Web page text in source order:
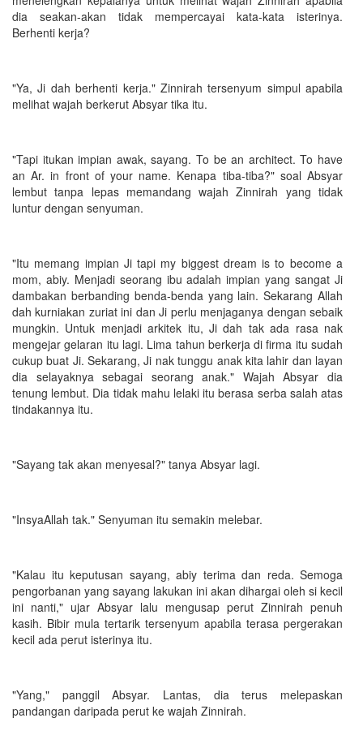
dia seakan-akan tidak mempercayai kata-kata isterinya.
Berhenti kerja?
"Ya, Ji dah berhenti kerja." Zinnirah tersenyum simpul apabila
melihat wajah berkerut Absyar tika itu.
"Tapi itukan impian awak, sayang. To be an architect. To have
an Ar. in front of your name. Kenapa tiba-tiba?" soal Absyar
lembut tanpa lepas memandang wajah Zinnirah yang tidak
luntur dengan senyuman.
"Itu memang impian Ji tapi my biggest dream is to become a
mom, abiy. Menjadi seorang ibu adalah impian yang sangat Ji
dambakan berbanding benda-benda yang lain. Sekarang Allah
dah kurniakan zuriat ini dan Ji perlu menjaganya dengan sebaik
mungkin. Untuk menjadi arkitek itu, Ji dah tak ada rasa nak
mengejar gelaran itu lagi. Lima tahun berkerja di firma itu sudah
cukup buat Ji. Sekarang, Ji nak tunggu anak kita lahir dan layan
dia selayaknya sebagai seorang anak." Wajah Absyar dia
tenung lembut. Dia tidak mahu lelaki itu berasa serba salah atas
tindakannya itu.
"Sayang tak akan menyesal?" tanya Absyar lagi.
"InsyaAllah tak." Senyuman itu semakin melebar.
"Kalau itu keputusan sayang, abiy terima dan reda. Semoga
pengorbanan yang sayang lakukan ini akan dihargai oleh si kecil
ini nanti," ujar Absyar lalu mengusap perut Zinnirah penuh
kasih. Bibir mula tertarik tersenyum apabila terasa pergerakan
kecil ada perut isterinya itu.
"Yang," panggil Absyar. Lantas, dia terus melepaskan
pandangan daripada perut ke wajah Zinnirah.